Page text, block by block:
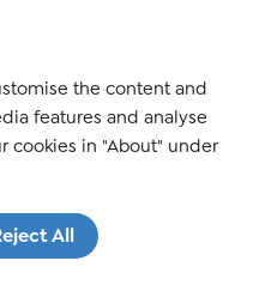
the content and
features and analyse
cookies in "About" under
All